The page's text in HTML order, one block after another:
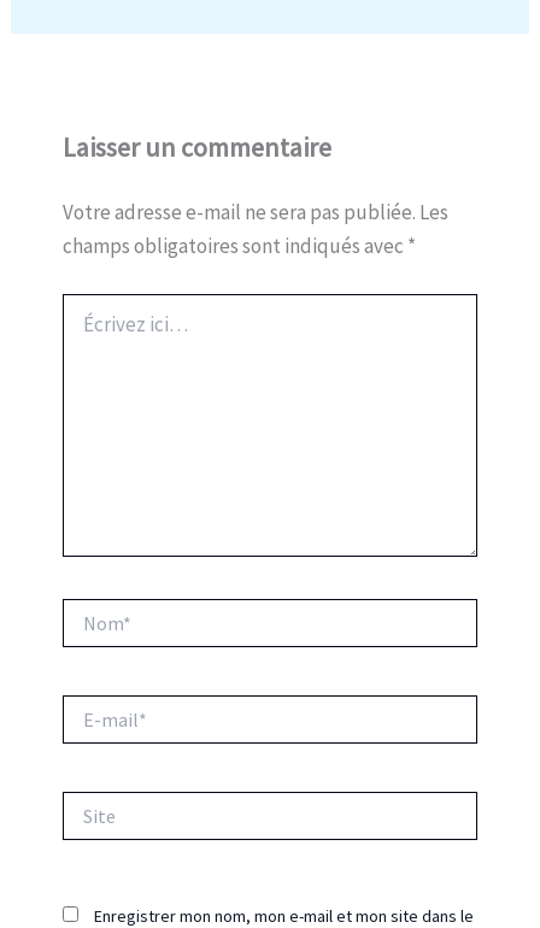
Laisser un commentaire
Votre adresse e-mail ne sera pas publiée. Les
champs obligatoires sont indiqués avec *
ici…
mail*
Enregistrer mon nom, mon e-mail et mon site dans le